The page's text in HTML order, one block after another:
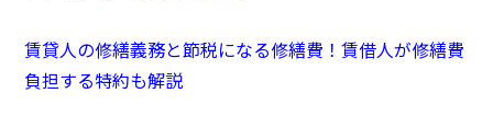
賃貸人の修繕義務と節税になる修繕費！賃借人が修繕費
負担する特約も解説